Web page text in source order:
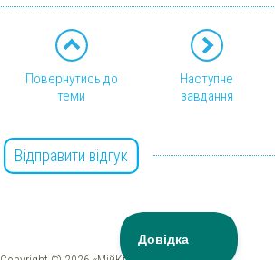
Повернутись до
теми
Наступне
завдання
Відправити відгук